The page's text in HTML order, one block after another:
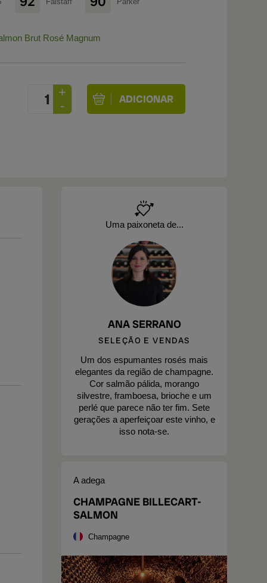
Brut Rosé Magnum
Uma paixoneta de...
ANA SERRANO
SELEÇÃO E VENDAS
Um dos espumantes rosés mais
elegantes da região de champagne.
Cor salmão pálida, morango
silvestre, framboesa, brioche e um
perlé que parece não ter fim. Sete
gerações a aperfeiçoar este vinho, e
isso nota-se.
A adega
CHAMPAGNE BILLECART-
SALMON
Champagne